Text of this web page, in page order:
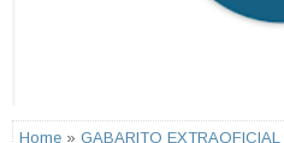
Home » GABARITO EXTRAOFICIAL